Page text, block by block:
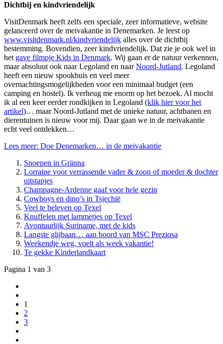
Dichtbij en kindvriendelijk
VisitDenmark heeft zelfs een speciale, zeer informatieve, website
gelanceerd over de meivakantie in Denemarken. Je leest op
www.visitdenmark.nl/kindvriendelijk alles over de dichtbij
bestemming. Bovendien, zeer kindvriendelijk. Dat zie je ook wel in
het gave filmpje Kids in Denmark. Wij gaan er de natuur verkennen,
maar absoluut ook naar Legoland en naarNoord-Jutland. Legoland
heeft een nieuw spookhuis en veel meer
overnachtingsmogelijkheden voor een minimaal budget (een
camping en hostel). Ik verheug me enorm op het bezoek. Al mocht
ik al een keer eerder rondkijken in Legoland (klik hier voor het
artikel)… maar Noord-Jutland met de unieke natuur, achtbanen en
dierentuinen is nieuw voor mij. Daar gaan we in de meivakantie
echt veel ontdekken…
Lees meer: Doe Denemarken… in de meivakantie
Snoepen in Gränna
Lorraine voor verrassende vader & zoon of moeder & dochter
uitstapjes
Champagne-Ardenne gaaf voor hele gezin
Cowboys en dino’s in Tsjechië
Veel te beleven op Texel
Knuffelen met lammetjes op Texel
Avontuurlijk Suriname, met de kids
Langste glijbaan… aan boord van MSC Preziosa
Weekendje weg, voelt als week vakantie!
Te gekke Kinderlandkaart
Pagina 1 van 3
1
2
3